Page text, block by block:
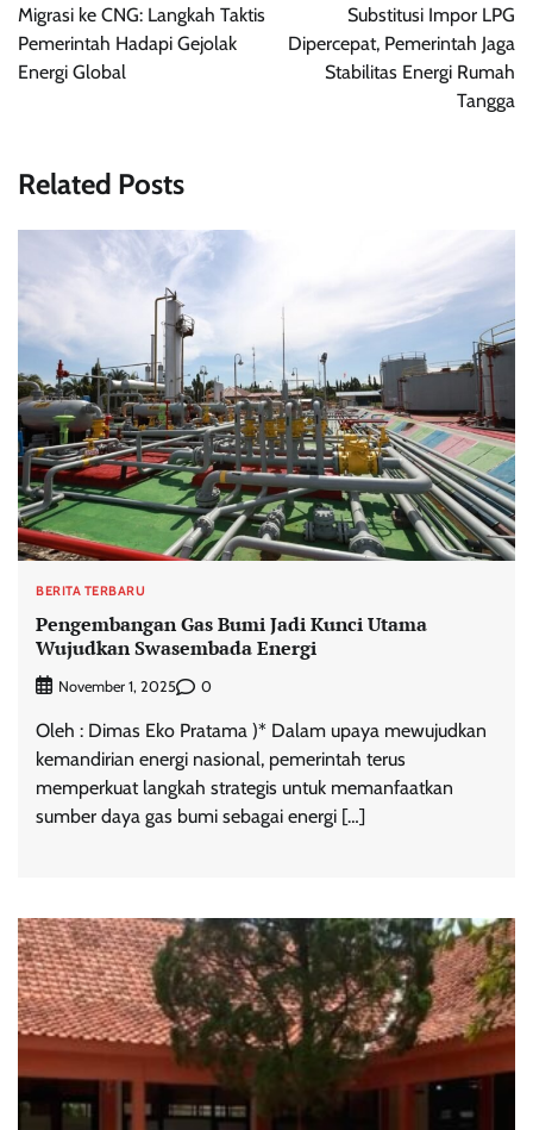
Migrasi ke CNG: Langkah Taktis
Pemerintah Hadapi Gejolak
Energi Global
Substitusi Impor LPG
Dipercepat, Pemerintah Jaga
Stabilitas Energi Rumah
Tangga
Related Posts
BERITA TERBARU
Pengembangan Gas Bumi Jadi Kunci Utama
Wujudkan Swasembada Energi
November 1, 2025 0
Oleh : Dimas Eko Pratama )* Dalam upaya mewujudkan
kemandirian energi nasional, pemerintah terus
memperkuat langkah strategis untuk memanfaatkan
sumber daya gas bumi sebagai energi […]